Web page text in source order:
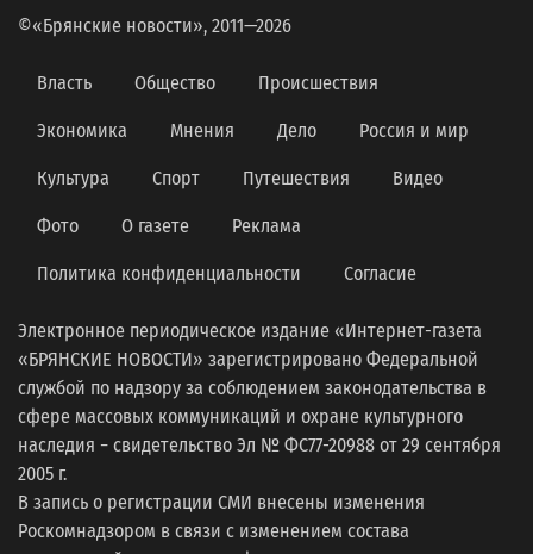
©«Брянские новости», 2011—2026
Власть Общество Происшествия
Экономика Мнения Дело Россия и мир
Культура Спорт Путешествия Видео
Фото О газете Реклама
Политика конфиденциальности Согласие
Электронное периодическое издание «Интернет-газета
«БРЯНСКИЕ НОВОСТИ» зарегистрировано Федеральной
службой по надзору за соблюдением законодательства в
сфере массовых коммуникаций и охране культурного
наследия − свидетельство Эл № ФС77-20988 от 29 сентября
2005 г.
В запись о регистрации СМИ внесены изменения
Роскомнадзором в связи с изменением состава